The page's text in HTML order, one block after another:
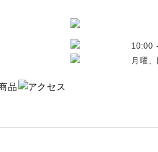
10:00
月曜